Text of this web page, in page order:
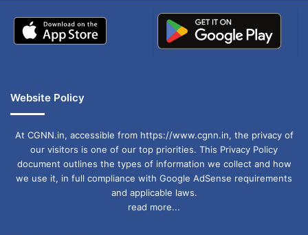
Website Policy
At CGNN.in, accessible from https://www.cgnn.in, the privacy of
our visitors is one of our top priorities. This Privacy Policy
document outlines the types of information we collect and how
we use it, in full compliance with Google AdSense requirements
and applicable laws.
read more...